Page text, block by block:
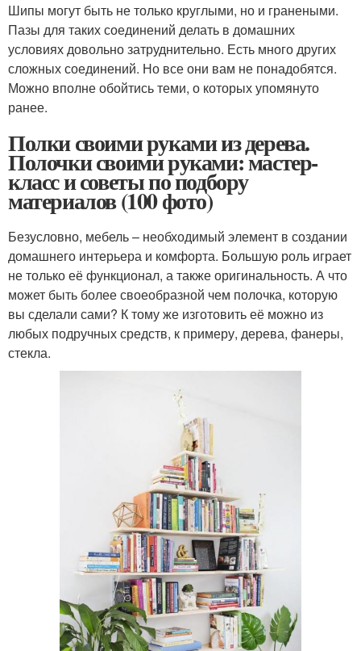
Шипы могут быть не только круглыми, но и гранеными.
Пазы для таких соединений делать в домашних
условиях довольно затруднительно. Есть много других
сложных соединений. Но все они вам не понадобятся.
Можно вполне обойтись теми, о которых упомянуто
ранее.
Полки своими руками из дерева.
Полочки своими руками: мастер-
класс и советы по подбору
материалов (100 фото)
Безусловно, мебель – необходимый элемент в создании
домашнего интерьера и комфорта. Большую роль играет
не только её функционал, а также оригинальность. А что
может быть более своеобразной чем полочка, которую
вы сделали сами? К тому же изготовить её можно из
любых подручных средств, к примеру, дерева, фанеры,
стекла.